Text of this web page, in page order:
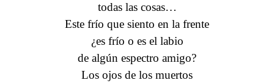
todas las cosas…
Este frío que siento en la frente
¿es frío o es el labio
de algún espectro amigo?
Los ojos de los muertos